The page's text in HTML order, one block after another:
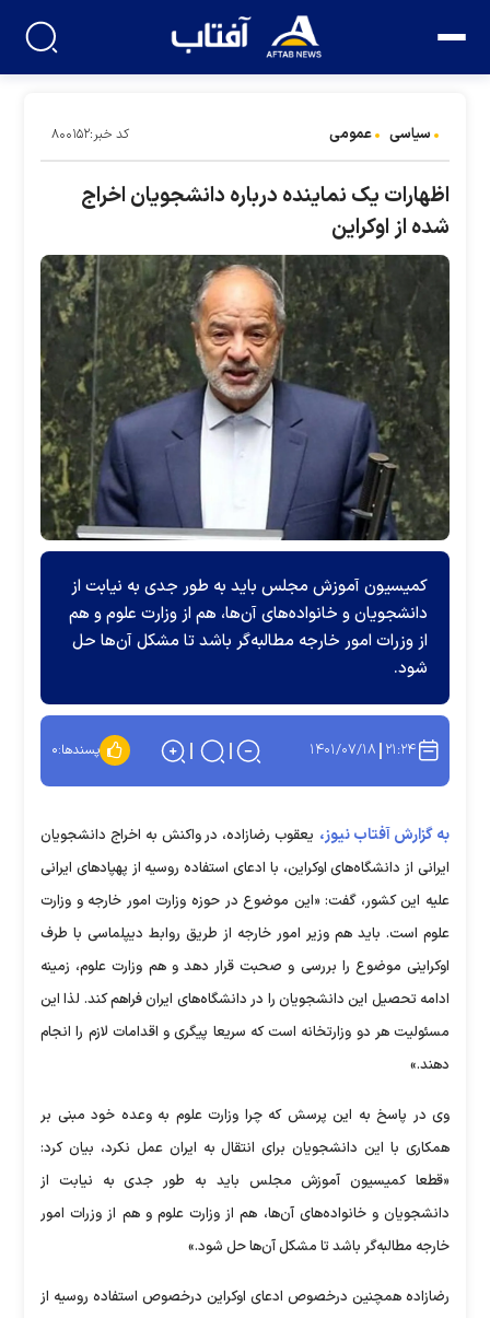
سیاسی عمومی کد خبر:۸۰۰۱۵۲
اظهارات یک نماینده درباره دانشجویان اخراج
شده از اوکراین
کمیسیون آموزش مجلس باید به طور جدی به نیابت از
دانشجویان و خانواده‌های آن‌ها، هم از وزارت علوم و هم
از وزرات امور خارجه مطالبه‌گر باشد تا مشکل آن‌ها حل
شود.
۲۱:۲۴ ۱۴۰۱/۰۷/۱۸ پسندها:۰
به گزارش آفتاب نیوز، یعقوب رضازاده، در واکنش به اخراج دانشجویان
ایرانی از دانشگاه‌های اوکراین، با ادعای استفاده روسیه از پهپادهای ایرانی
علیه این کشور، گفت: «این موضوع در حوزه وزارت امور خارجه و وزارت
علوم است. باید هم وزیر امور خارجه از طریق روابط دیپلماسی با طرف
اوکراینی موضوع را بررسی و صحبت قرار دهد و هم وزارت علوم، زمینه
ادامه تحصیل این دانشجویان را در دانشگاه‌های ایران فراهم کند. لذا این
مسئولیت هر دو وزارتخانه است که سریعا پیگری و اقدامات لازم را انجام
دهند.»
وی در پاسخ به این پرسش که چرا وزارت علوم به وعده خود مبنی بر
همکاری با این دانشجویان برای انتقال به ایران عمل نکرد، بیان کرد:
«قطعا کمیسیون آموزش مجلس باید به طور جدی به نیابت از
دانشجویان و خانواده‌های آن‌ها، هم از وزارت علوم و هم از وزرات امور
خارجه مطالبه‌گر باشد تا مشکل آن‌ها حل شود.»
رضازاده همچنین درخصوص ادعای اوکراین درخصوص استفاده روسیه از